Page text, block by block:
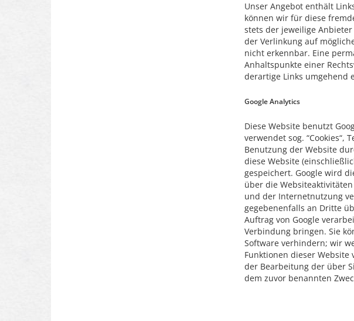
Unser Angebot enthält
können wir für diese
stets der jeweilige
der Verlinkung auf
nicht erkennbar. Eine
Anhaltspunkte einer
derartige Links umgehend
Google Analytics
Diese Website benutzt
verwendet sog.
Benutzung der Website
diese Website
gespeichert. Google wird
über die
und der Internetnutzung
gegebenenfalls an Dritte
Auftrag von Google
Verbindung bringen. Sie
Software verhindern; wir
Funktionen dieser
der Bearbeitung der über
dem zuvor benannten